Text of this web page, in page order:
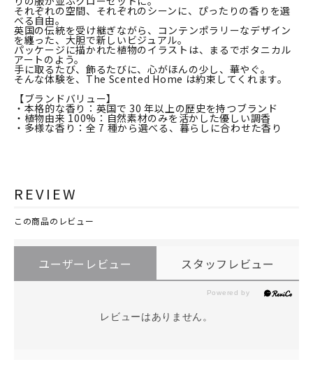
それぞれの空間、それぞれのシーンに、ぴったりの香りを選
べる自由。
英国の伝統を受け継ぎながら、コンテンポラリーなデザイン
を纏った、大胆で新しいビジュアル。
パッケージに描かれた植物のイラストは、まるでボタニカル
アートのよう。
手に取るたび、飾るたびに、心がほんの少し、華やぐ。
そんな体験を、The Scented Home は約束してくれます。
【ブランドバリュー】
・本格的な香り：英国で 30 年以上の歴史を持つブランド
・植物由来 100%：自然素材のみを活かした優しい調香
・多様な香り：全 7 種から選べる、暮らしに合わせた香り
REVIEW
この商品のレビュー
ユーザーレビュー スタッフレビュー
レビューはありません。